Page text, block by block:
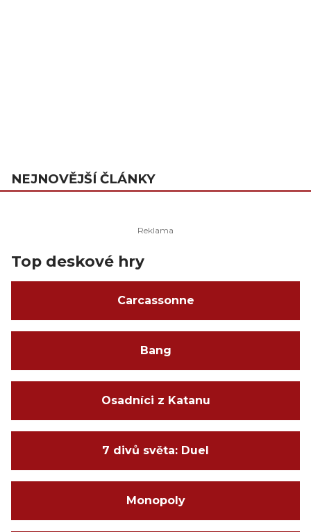
NEJNOVĚJŠÍ ČLÁNKY
Top deskové hry
Carcassonne
Bang
Osadníci z Katanu
7 divů světa: Duel
Monopoly